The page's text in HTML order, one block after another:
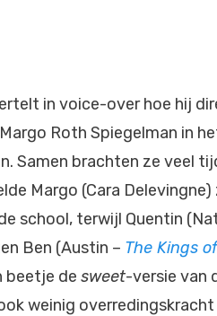
in voice-over hoe hij
Roth Spiegelman in
Samen brachten ze veel
Margo (Cara
school, terwijl Quentin
Ben (Austin – The Kings
beetje de sweet-versie van
weinig overredingskracht